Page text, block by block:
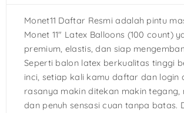
Monet11 Daftar Resmi adalah pintu
Monet 11″ Latex Balloons (100 count)
premium, elastis, dan siap
Seperti balon latex berkualitas tinggi
inci, setiap kali kamu daftar dan login
rasanya makin ditekan makin tegang,
dan penuh sensasi cuan tanpa batas.